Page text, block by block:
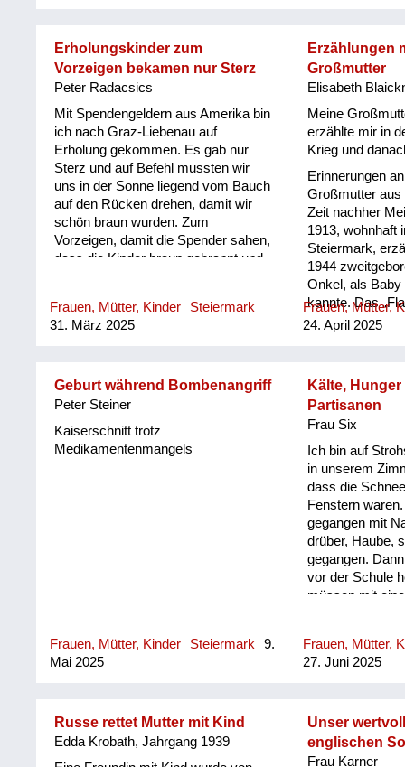
Hubert Christian Ehalt edierter
Sammelband, in dem konkrete
österreichische Projekte,
ausländische Fallbeispiele und
wissenschaftspolitische
Absichtserklärungen publiziert
wurden. Wie erfolgreich "Grabe, wo
Du stehst"-Ansätze eingesetzt
werden können, wie nützlich die
Resultate sein können, das zeigt
Rudolf Schlaipfers Text über die
Aumühl. Er geht weit in die
Jahrhunderte ins Blickfeld zu
rücken. Sobald aber die moderne
eigenständige Qualität dieses neuen
historischen Arbeitens sichtbar. Im
sich Beruf, Alltag, Kultur und Familie
zu einem bunten Bild, werden
dem Krieg. Man
rauszukommen
und arbeiten,
langsamen
schon so lang
gebraucht,
an ich freue
gemacht wird
Generationen,
sich ja gar nicht
für ein Elend
sind wir durch
Perso...
Erholungskinder zum
Vorzeigen bekamen nur Sterz
Peter Radacsics
Mit Spendengeldern aus Amerika bin
ich nach Graz-Liebenau auf
Erholung gekommen. Es gab nur
Sterz und auf Befehl mussten wir
uns in der Sonne liegend vom Bauch
auf den Rücken drehen, damit wir
schön braun wurden. Zum
Vorzeigen, damit die Spender sahen,
dass die Kinder braun gebrannt und
Frauen, Mütter, Kinder
Steiermark
31. März 2025
Erzählungen
Großmutter
Elisabeth
Meine
erzählte mir in
Krieg und
Erinnerungen
Großmutter aus
Zeit nachher
1913, wohnhaft
Steiermark,
1944
Onkel, als
kannte. Das
Milch zubereitet.
noch bekam -
und sie sein
es ab, weil er
kannte und
nicht mochte.
in den 70ern
Entbehrung
gezuckerten
trinken konnte,
kein
von Zucker.
entsetzlich
gut erinnern:
kamen, habe wir
sie uns...
Frauen, Mütter,
24. April 2025
Geburt während Bombenangriff
Peter Steiner
Kaiserschnitt trotz
Medikamentenmangels
Frauen, Mütter, Kinder Steiermark
9.
Mai 2025
Kälte,
Partisanen
Frau Six
Ich bin auf
in unserem
dass die
Fenstern
gegangen mit
drüber, Haube,
gegangen.
vor der Schule
müssen mit
wir etwas zu
im Winter, so
ich noch in den
gegangen, und
war – meine
Frauen, Mütter,
27. Juni 2025
Russe rettet Mutter mit Kind
Edda Krobath, Jahrgang 1939
Unser
englischen
Frau Karner